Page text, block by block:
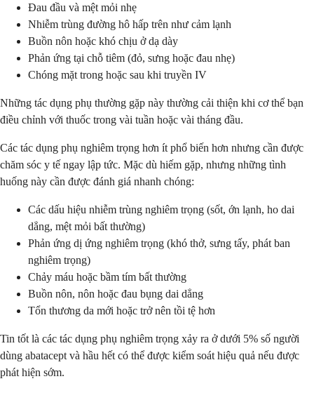
Đau đầu và mệt mỏi nhẹ
Nhiễm trùng đường hô hấp trên như cảm lạnh
Buồn nôn hoặc khó chịu ở dạ dày
Phản ứng tại chỗ tiêm (đỏ, sưng hoặc đau nhẹ)
Chóng mặt trong hoặc sau khi truyền IV
Những tác dụng phụ thường gặp này thường cải thiện khi cơ thể bạn
điều chỉnh với thuốc trong vài tuần hoặc vài tháng đầu.
Các tác dụng phụ nghiêm trọng hơn ít phổ biến hơn nhưng cần được
chăm sóc y tế ngay lập tức. Mặc dù hiếm gặp, nhưng những tình
huống này cần được đánh giá nhanh chóng:
Các dấu hiệu nhiễm trùng nghiêm trọng (sốt, ớn lạnh, ho dai
dẳng, mệt mỏi bất thường)
Phản ứng dị ứng nghiêm trọng (khó thở, sưng tấy, phát ban
nghiêm trọng)
Chảy máu hoặc bầm tím bất thường
Buồn nôn, nôn hoặc đau bụng dai dẳng
Tổn thương da mới hoặc trở nên tồi tệ hơn
Tin tốt là các tác dụng phụ nghiêm trọng xảy ra ở dưới 5% số người
dùng abatacept và hầu hết có thể được kiểm soát hiệu quả nếu được
phát hiện sớm.